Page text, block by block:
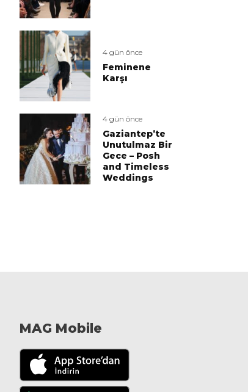
4 gün önce
Feminene
Karşı
4 gün önce
Gaziantep’te
Unutulmaz Bir
Gece – Posh
and Timeless
Weddings
MAG Mobile